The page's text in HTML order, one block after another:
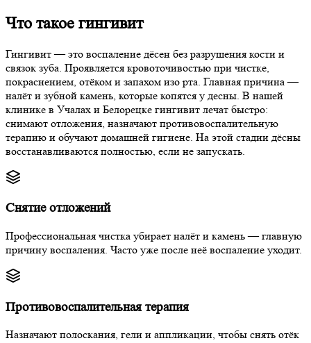
Что такое гингивит
Гингивит — это воспаление дёсен без разрушения кости и
связок зуба. Проявляется кровоточивостью при чистке,
покраснением, отёком и запахом изо рта. Главная причина —
налёт и зубной камень, которые копятся у десны. В нашей
клинике в Учалах и Белорецке гингивит лечат быстро:
снимают отложения, назначают противовоспалительную
терапию и обучают домашней гигиене. На этой стадии дёсны
восстанавливаются полностью, если не запускать.
Снятие отложений
Профессиональная чистка убирает налёт и камень — главную
причину воспаления. Часто уже после неё воспаление уходит.
Противовоспалительная терапия
Назначают полоскания, гели и аппликации, чтобы снять отёк